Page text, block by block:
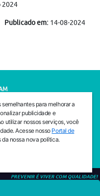
2024
Publicado em: 14-08-2024
São Paulo, 01503-001
São Paulo, 01503-001
PREVENIR É VIVER COM QUALIDADE!
para melhorar a
publicidade e
utilizar nossos serviços, você
Acesse nosso Portal de
nossa nova política.